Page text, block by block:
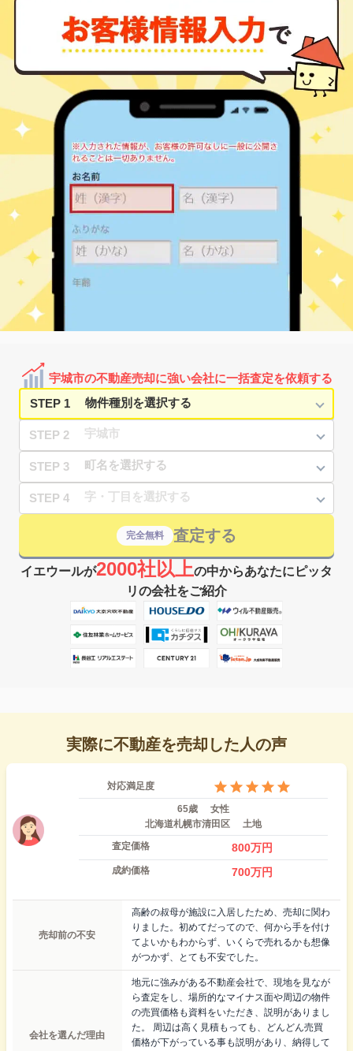
宇城市の不動産売却に強い会社に一括査定を依頼する
STEP 1
STEP 2
STEP 3
STEP 4
完全無料 査定する
イエウールが2000社以上の中からあなたにピッタ
リの会社をご紹介
実際に不動産を売却した人の声
対応満足度
65歳
女性
北海道札幌市清田区
土地
査定価格
800万円
成約価格 700万円
売却前の不安
高齢の叔母が施設に入居したため、売却に関わ
りました。初めてだってので、何から手を付け
てよいかもわからず、いくらで売れるかも想像
がつかず、とても不安でした。
会社を選んだ理由
地元に強みがある不動産会社で、現地を見なが
ら査定をし、場所的なマイナス面や周辺の物件
の売買価格も資料をいただき、説明がありまし
た。 周辺は高く見積もっても、どんどん売買
価格が下がっている事も説明があり、納得して